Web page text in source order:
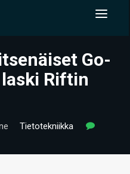
Go-
Riftin
Tietotekniikka